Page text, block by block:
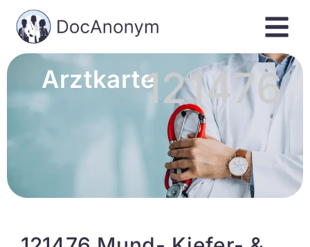
Arztkarte121476